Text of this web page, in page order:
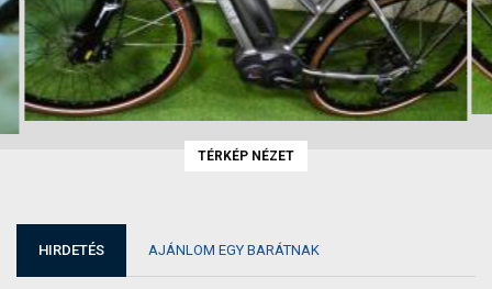
TÉRKÉP NÉZET
HIRDETÉS AJÁNLOM EGY BARÁTNAK